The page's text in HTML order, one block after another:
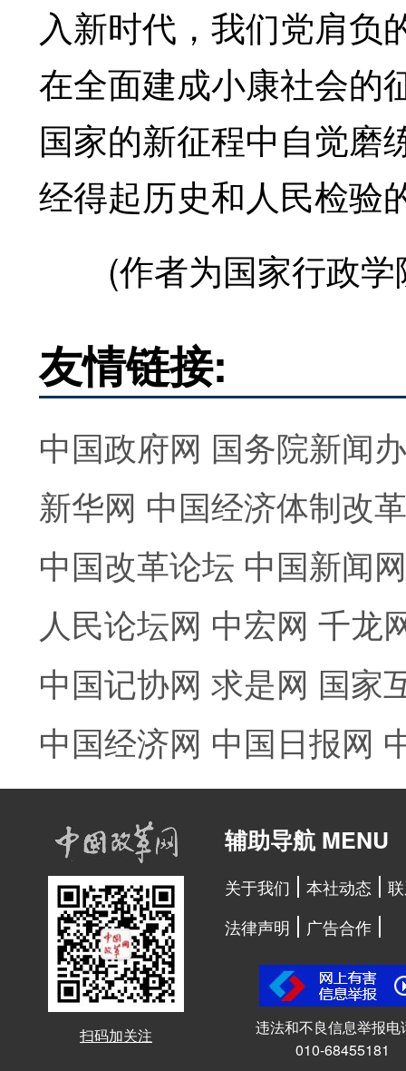
入新时代，我们党肩负
在全面建成小康社会的
国家的新征程中自觉磨
经得起历史和人民检验
(作者为国家行政学
友情链接:
中国政府网 国务院新闻
新华网 中国经济体制改
中国改革论坛 中国新闻网
人民论坛网 中宏网 千龙
中国记协网 求是网 国家
中国经济网 中国日报网
扫码加关注
辅助导航 MENU
关于我们 本社动态
法律声明
广告合作
违法和不良信息举报电
010-68455181